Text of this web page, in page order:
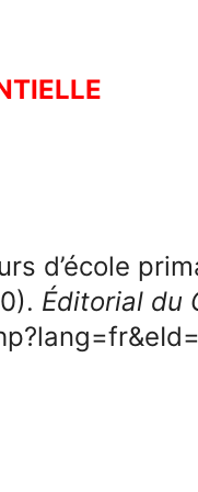
d’école
Éditorial du